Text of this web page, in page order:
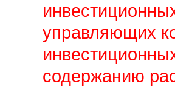
управляющих
содержанию